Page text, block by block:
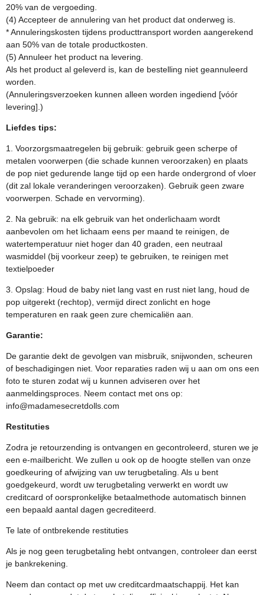
20% van de vergoeding.
(4) Accepteer de annulering van het product dat onderweg is.
* Annuleringskosten tijdens producttransport worden aangerekend
aan 50% van de totale productkosten.
(5) Annuleer het product na levering.
Als het product al geleverd is, kan de bestelling niet geannuleerd
worden.
(Annuleringsverzoeken kunnen alleen worden ingediend [vóór
levering].)
Liefdes tips:
1. Voorzorgsmaatregelen bij gebruik: gebruik geen scherpe of
metalen voorwerpen (die schade kunnen veroorzaken) en plaats
de pop niet gedurende lange tijd op een harde ondergrond of vloer
(dit zal lokale veranderingen veroorzaken). Gebruik geen zware
voorwerpen. Schade en vervorming).
2. Na gebruik: na elk gebruik van het onderlichaam wordt
aanbevolen om het lichaam eens per maand te reinigen, de
watertemperatuur niet hoger dan 40 graden, een neutraal
wasmiddel (bij voorkeur zeep) te gebruiken, te reinigen met
textielpoeder
3. Opslag: Houd de baby niet lang vast en rust niet lang, houd de
pop uitgerekt (rechtop), vermijd direct zonlicht en hoge
temperaturen en raak geen zure chemicaliën aan.
Garantie:
De garantie dekt de gevolgen van misbruik, snijwonden, scheuren
of beschadigingen niet. Voor reparaties raden wij u aan om ons een
foto te sturen zodat wij u kunnen adviseren over het
aanmeldingsproces. Neem contact met ons op:
info@madamesecretdolls.com
Restituties
Zodra je retourzending is ontvangen en gecontroleerd, sturen we je
een e-mailbericht. We zullen u ook op de hoogte stellen van onze
goedkeuring of afwijzing van uw terugbetaling. Als u bent
goedgekeurd, wordt uw terugbetaling verwerkt en wordt uw
creditcard of oorspronkelijke betaalmethode automatisch binnen
een bepaald aantal dagen gecrediteerd.
Te late of ontbrekende restituties
Als je nog geen terugbetaling hebt ontvangen, controleer dan eerst
je bankrekening.
Neem dan contact op met uw creditcardmaatschappij. Het kan